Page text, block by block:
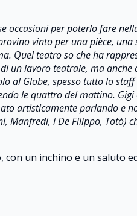
occasioni per poterlo fare
vinto per una pièce, una
Quel teatro so che ha
un lavoro teatrale, ma anche
al Globe, spesso tutto lo
le quattro del mattino.
artisticamente parlando e
Manfredi, i De Filippo, Totò)
un inchino e un saluto